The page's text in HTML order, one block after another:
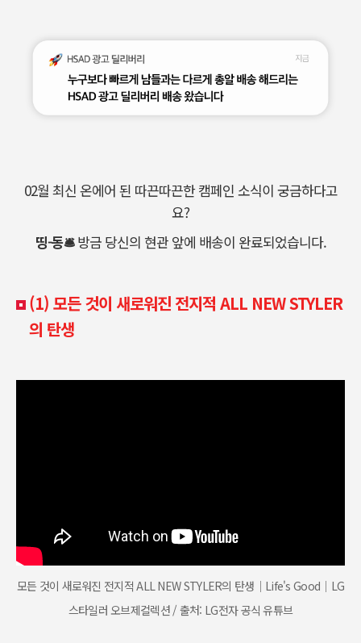
02월 최신 온에어 된 따끈따끈한 캠페인 소식이 궁금하다고
요?
띵-동🛎방금 당신의 현관 앞에 배송이 완료되었습니다.
(1) 모든 것이 새로워진 전지적 ALL NEW STYLER
의 탄생
모든 것이 새로워진 전지적 ALL NEW STYLER의 탄생｜Life's Good｜LG
스타일러 오브제컬렉션 / 출처: LG전자 공식 유튜브